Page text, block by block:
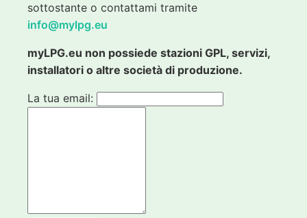
sottostante o contattami tramite
info@mylpg.eu
myLPG.eu non possiede stazioni GPL, servizi,
installatori o altre società di produzione.
La tua email: